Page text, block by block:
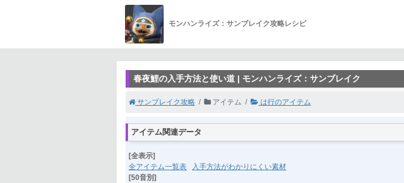
モンハンライズ：サンブレイク攻略レシピ
春夜鯉の入手方法と使い道 | モンハンライズ：サンブレイク
サンブレイク攻略 アイテム は行のアイテム
アイテム関連データ
[全表示]
全アイテム一覧表
入手方法がわかりにくい素材
[50音別]